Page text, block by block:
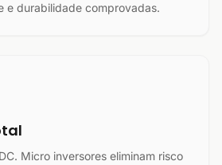
e durabilidade comprovadas.
Micro inversores eliminam risco